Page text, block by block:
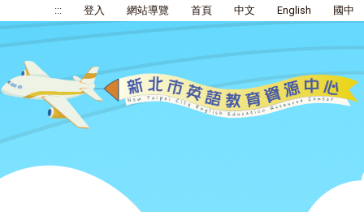
::: 登入 網站導覽 首頁 中文 English 國中